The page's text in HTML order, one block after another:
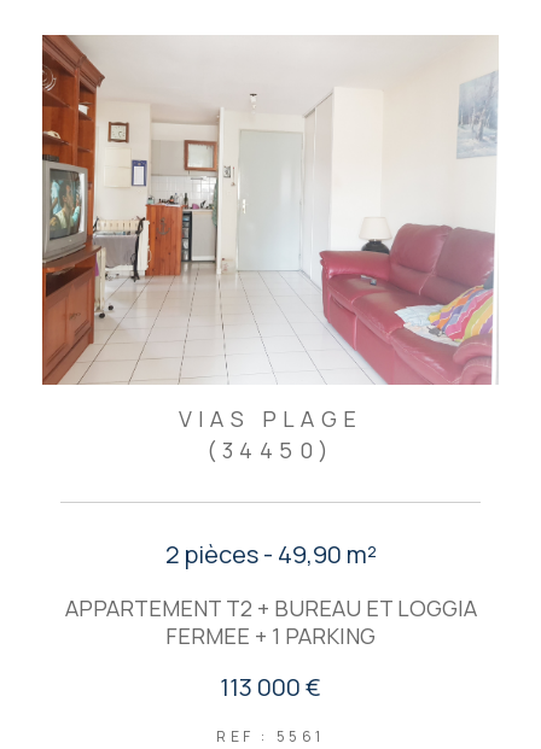
VIAS PLAGE
(34450)
2 pièces - 49,90 m²
APPARTEMENT T2 + BUREAU ET LOGGIA
FERMEE + 1 PARKING
113 000 €
REF : 5561